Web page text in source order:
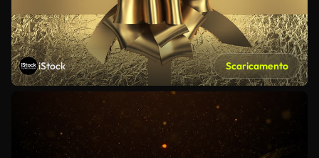
iStock Scaricamento